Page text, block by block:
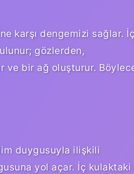
karşı dengemizi sağlar.
gözlerden,
ve bir ağ oluşturur.
duygusuyla ilişkili
yol açar. İç kulaktaki